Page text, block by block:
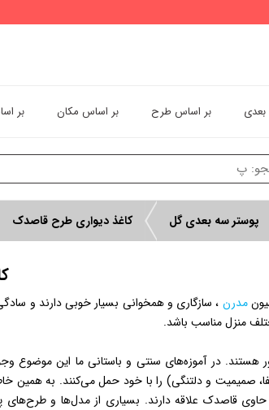
بعدی بر اساس طرح بر اساس مکان بر
پوستر سه بعدی گل کاغذ دیواری طرح قاصدک
مدرن ، سازگاری و همخوانی بسیار خوبی دارند و
منزل مناسب باشد.
هستند. در آموزه‌های سنتی و باستانی ما این موضوع
صمیمیت و دلتنگی) را با خود حمل می‌کنند. به همین
قاصدک علاقه دارند. بسیاری از مدل‌ها و طرح‌های